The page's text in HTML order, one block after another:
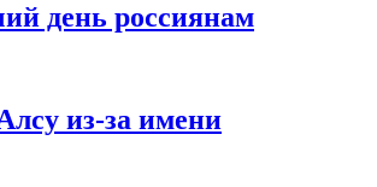
день россиянам
из-за имени